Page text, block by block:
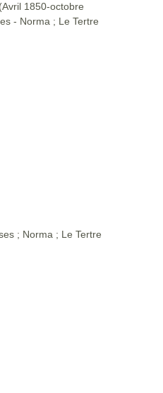
1850-octobre
- Norma ; Le Tertre
; Norma ; Le Tertre